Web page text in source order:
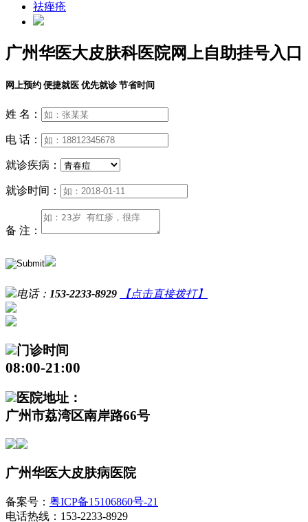
祛痤疮
广州华医大皮肤科医院网上自助挂号入口
网上预约 便捷就医 优先就诊 节省时间
姓 名：
电 话：
就诊疾病：
就诊时间：
备 注：
电话： 153-2233-8929 【点击直接拨打】
门诊时间
08:00-21:00
医院地址：
广州市荔湾区南岸路66号
广州华医大皮肤病医院
备案号： 粤ICP备15106860号-21
电话热线：153-2233-8929